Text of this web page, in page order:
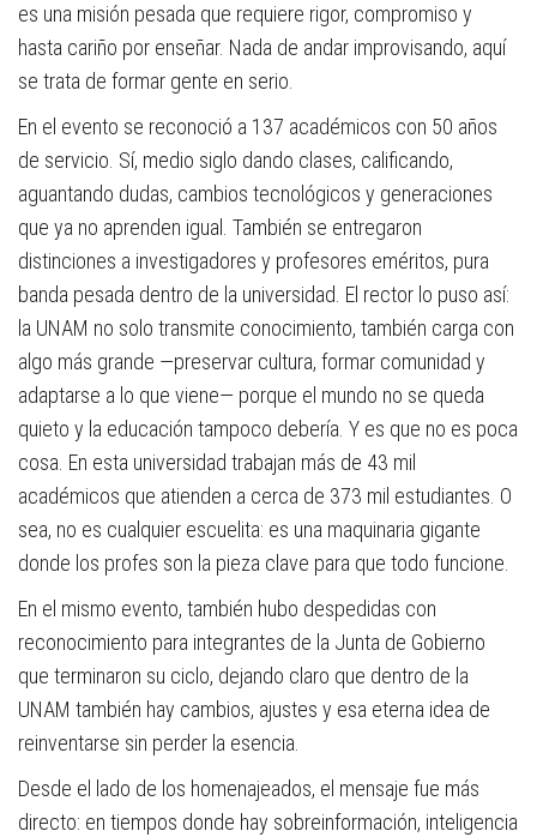
es una misión pesada que requiere rigor, compromiso y
hasta cariño por enseñar. Nada de andar improvisando, aquí
se trata de formar gente en serio.
En el evento se reconoció a 137 académicos con 50 años
de servicio. Sí, medio siglo dando clases, calificando,
aguantando dudas, cambios tecnológicos y generaciones
que ya no aprenden igual. También se entregaron
distinciones a investigadores y profesores eméritos, pura
banda pesada dentro de la universidad. El rector lo puso así:
la UNAM no solo transmite conocimiento, también carga con
algo más grande —preservar cultura, formar comunidad y
adaptarse a lo que viene— porque el mundo no se queda
quieto y la educación tampoco debería. Y es que no es poca
cosa. En esta universidad trabajan más de 43 mil
académicos que atienden a cerca de 373 mil estudiantes. O
sea, no es cualquier escuelita: es una maquinaria gigante
donde los profes son la pieza clave para que todo funcione.
En el mismo evento, también hubo despedidas con
reconocimiento para integrantes de la Junta de Gobierno
que terminaron su ciclo, dejando claro que dentro de la
UNAM también hay cambios, ajustes y esa eterna idea de
reinventarse sin perder la esencia.
Desde el lado de los homenajeados, el mensaje fue más
directo: en tiempos donde hay sobreinformación, inteligencia